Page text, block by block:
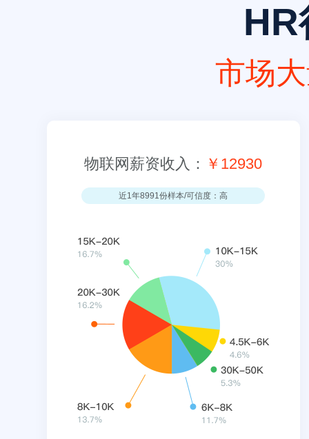
市场
物联网薪资收入： ￥12930
近1年8991份样本/可信度：高